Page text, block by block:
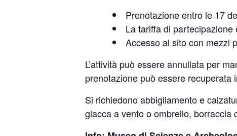
Prenotazione entro le 17
La tariffa di
Accesso al sito con mezzi
L’attività può essere annullata per
prenotazione può essere recuperata
Si richiedono abbigliamento e
giacca a vento o ombrello, borraccia